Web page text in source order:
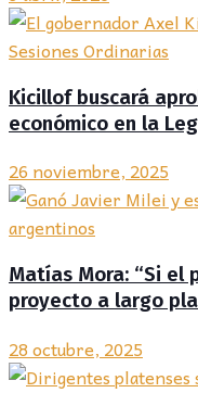
Kicillof buscará
económico en la
26 noviembre, 2025
Matías Mora: “Si el
proyecto a largo
28 octubre, 2025